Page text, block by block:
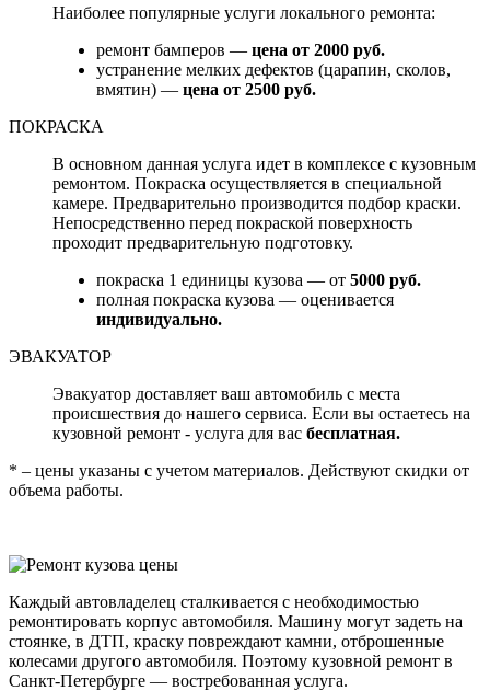
Наиболее популярные услуги локального ремонта:
ремонт бамперов — цена от 2000 руб.
устранение мелких дефектов (царапин, сколов,
вмятин) — цена от 2500 руб.
ПОКРАСКА
В основном данная услуга идет в комплексе с кузовным
ремонтом. Покраска осуществляется в специальной
камере. Предварительно производится подбор краски.
Непосредственно перед покраской поверхность
проходит предварительную подготовку.
покраска 1 единицы кузова — от 5000 руб.
полная покраска кузова — оценивается
индивидуально.
ЭВАКУАТОР
Эвакуатор доставляет ваш автомобиль с места
происшествия до нашего сервиса. Если вы остаетесь на
кузовной ремонт - услуга для вас бесплатная.
* – цены указаны с учетом материалов. Действуют скидки от
объема работы.
Каждый автовладелец сталкивается с необходимостью
ремонтировать корпус автомобиля. Машину могут задеть на
стоянке, в ДТП, краску повреждают камни, отброшенные
колесами другого автомобиля. Поэтому кузовной ремонт в
Санкт-Петербурге — востребованная услуга.